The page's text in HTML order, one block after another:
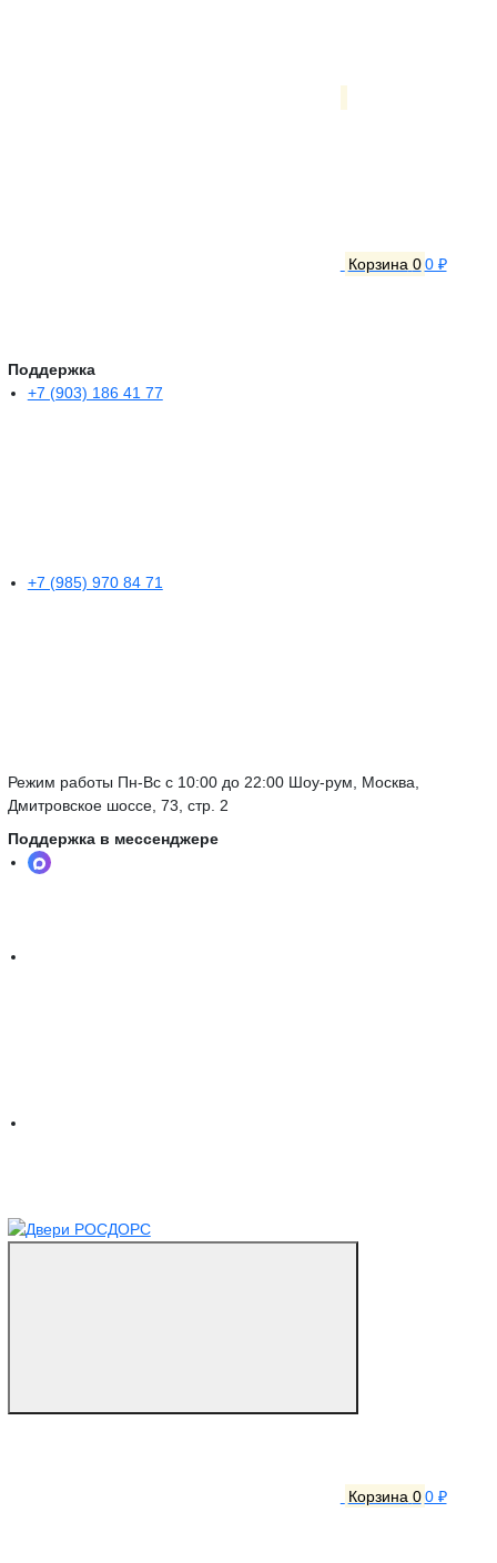
Корзина 0 0 ₽
Поддержка
+7 (903) 186 41 77
+7 (985) 970 84 71
Режим работы Пн-Вс с 10:00 до 22:00 Шоу-рум, Москва,
Дмитровское шоссе, 73, стр. 2
Поддержка в мессенджере
Корзина 0 0 ₽